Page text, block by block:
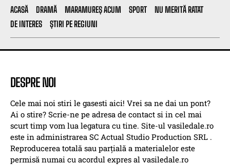
ACASĂ DRAMĂ MARAMUREȘ ACUM SPORT
NU MERITĂ RATAT
DE INTERES
ȘTIRI PE REGIUNI
DESPRE NOI
Cele mai noi stiri le gasesti aici! Vrei sa ne dai un pont?
Ai o stire? Scrie-ne pe adresa de contact si in cel mai
scurt timp vom lua legatura cu tine. Site-ul vasiledale.ro
este in administrarea SC Actual Studio Production SRL .
Reproducerea totală sau parțială a materialelor este
permisă numai cu acordul expres al vasiledale.ro